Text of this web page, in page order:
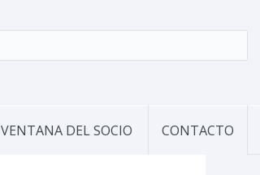
VENTANA DEL SOCIO CONTACTO